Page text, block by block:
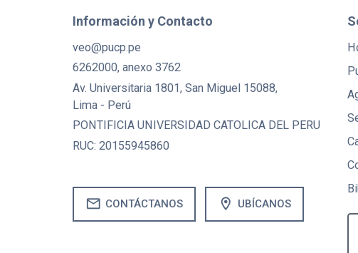
Información y Contacto
veo@pucp.pe
6262000, anexo 3762
Av. Universitaria 1801, San Miguel 15088,
Lima - Perú
PONTIFICIA UNIVERSIDAD CATOLICA DEL PERU
RUC: 20155945860
mail CONTÁCTANOS location_on UBÍCANOS